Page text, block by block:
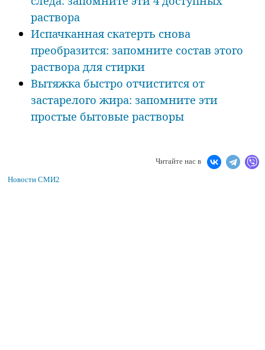
раствора
Испачканная скатерть снова
преобразится: запомните состав этого
раствора для стирки
Вытяжка быстро отчистится от
застарелого жира: запомните эти
простые бытовые растворы
Читайте нас в
Новости СМИ2